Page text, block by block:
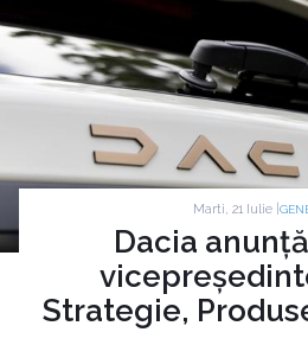
Marti, 21 Iulie |
Dacia
Strategie,